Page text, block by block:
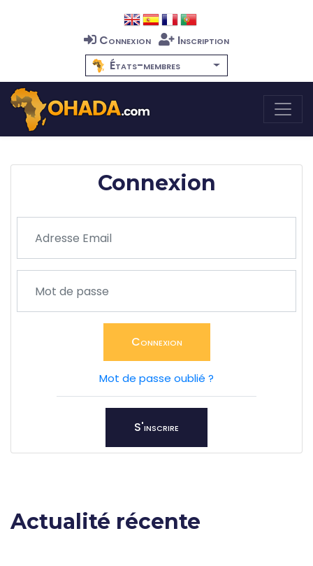
Connexion
Inscription
États-membres
Connexion
Connexion
Mot de passe oublié ?
S'inscrire
Actualité récente